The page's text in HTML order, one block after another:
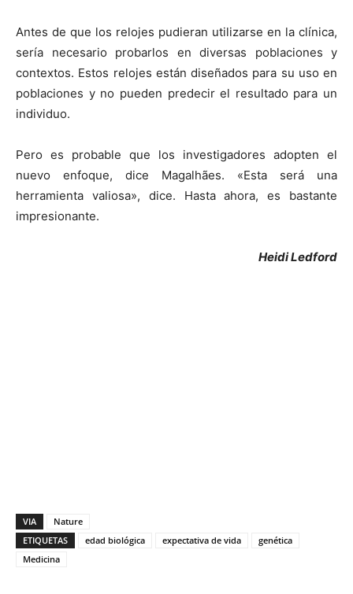
Antes de que los relojes pudieran utilizarse en la clínica,
sería necesario probarlos en diversas poblaciones y
contextos. Estos relojes están diseñados para su uso en
poblaciones y no pueden predecir el resultado para un
individuo.
Pero es probable que los investigadores adopten el
nuevo enfoque, dice Magalhães. «Esta será una
herramienta valiosa», dice. Hasta ahora, es bastante
impresionante.
Heidi Ledford
VIA
Nature
ETIQUETAS
edad biológica expectativa de vida
genética
Medicina